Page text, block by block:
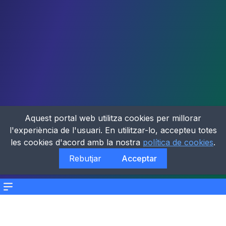
Menu
Aquest portal web utilitza cookies per millorar
l'experiència de l'usuari. En utilitzar-lo, accepteu totes
les cookies d'acord amb la nostra política de cookies.
Rebutjar
Acceptar